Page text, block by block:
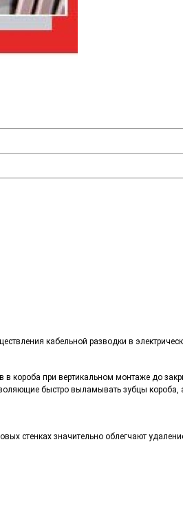
кабельной разводки в
короба при вертикальном монтаже до
быстро выламывать зубцы короба,
стенках значительно облегчают